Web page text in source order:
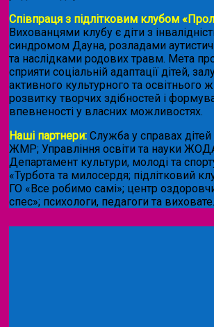
Співпраця з підлітковим клубом
Вихованцями клубу є діти з
синдромом Дауна, розладами
та наслідками родових травм. Мета
сприяти соціальній адаптації дітей,
активного культурного та освітнього
розвитку творчих здібностей і
впевненості у власних можливостях.
Наші партнери: Служба у справах
ЖМР; Управління освіти та науки
Департамент культури, молоді та
«Турбота та милосердя; підлітковий
ГО «Все робимо самі»; центр
спес»; психологи, педагоги та